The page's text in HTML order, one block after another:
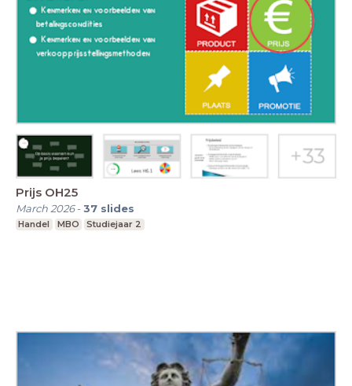
Prijs OH25
March 2026-37 slides
Handel MBO Studiejaar 2